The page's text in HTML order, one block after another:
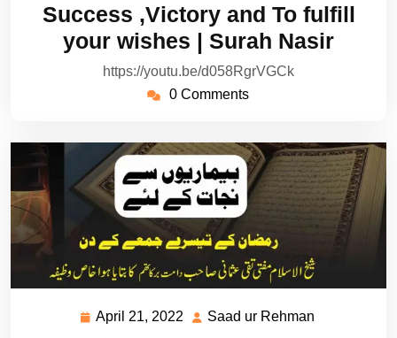
2022
Rehman
Success ,Victory and To fulfill
your wishes | Surah Nasir
https://youtu.be/d058RgrVGCk
0 Comments
April 21, 2022
AprilSaad ur Rehman